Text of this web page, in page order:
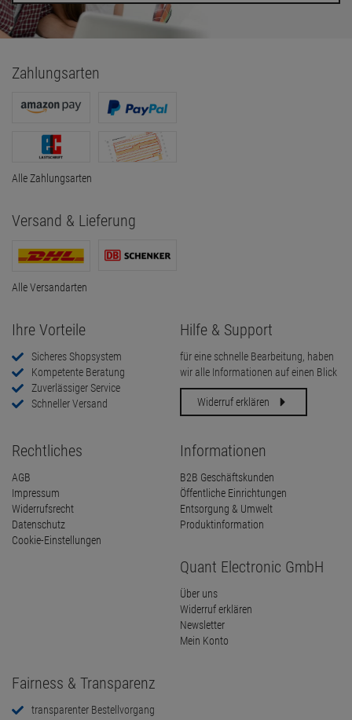
Zahlungsarten
Alle Zahlungsarten
Versand & Lieferung
Alle Versandarten
Ihre Vorteile
Sicheres Shopsystem
Kompetente Beratung
Zuverlässiger Service
Schneller Versand
Hilfe & Support
für eine schnelle Bearbeitung, haben
wir alle Informationen auf einen Blick
Widerruf erklären
Rechtliches
AGB
Impressum
Widerrufsrecht
Datenschutz
Cookie-Einstellungen
Informationen
B2B Geschäftskunden
Öffentliche Einrichtungen
Entsorgung & Umwelt
Produktinformation
Quant Electronic GmbH
Über uns
Widerruf erklären
Newsletter
Mein Konto
Fairness & Transparenz
transparenter Bestellvorgang